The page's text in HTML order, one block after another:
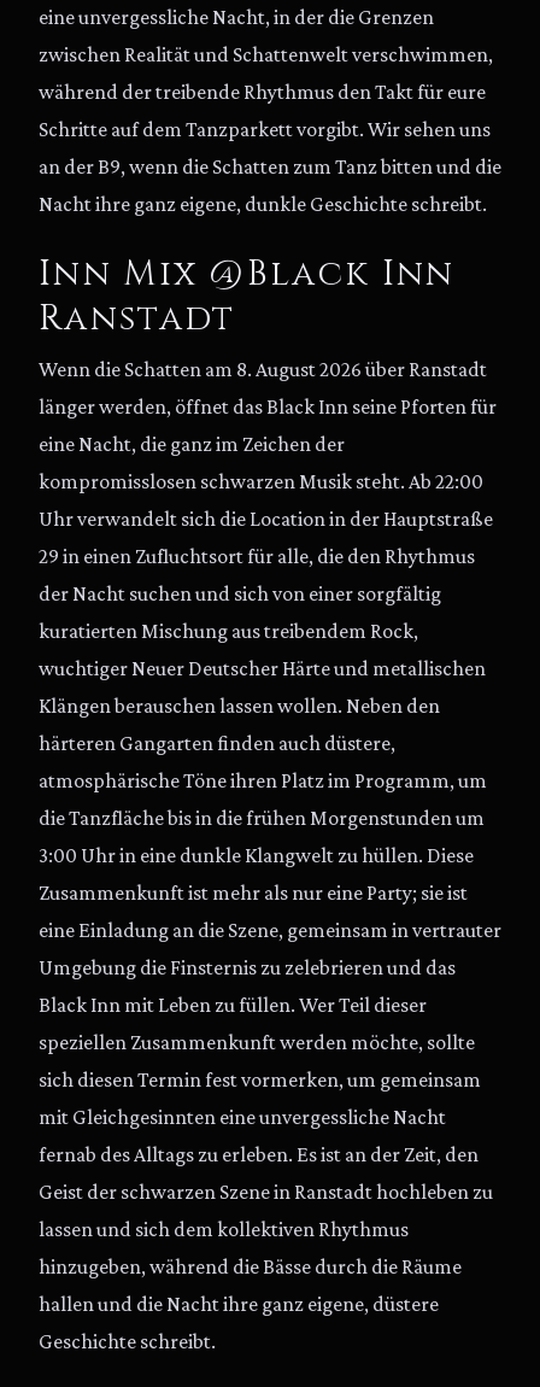
eine unvergessliche Nacht, in der die Grenzen
zwischen Realität und Schattenwelt verschwimmen,
während der treibende Rhythmus den Takt für eure
Schritte auf dem Tanzparkett vorgibt. Wir sehen uns
an der B9, wenn die Schatten zum Tanz bitten und die
Nacht ihre ganz eigene, dunkle Geschichte schreibt.
Inn Mix @Black Inn
Ranstadt
Wenn die Schatten am 8. August 2026 über Ranstadt
länger werden, öffnet das Black Inn seine Pforten für
eine Nacht, die ganz im Zeichen der
kompromisslosen schwarzen Musik steht. Ab 22:00
Uhr verwandelt sich die Location in der Hauptstraße
29 in einen Zufluchtsort für alle, die den Rhythmus
der Nacht suchen und sich von einer sorgfältig
kuratierten Mischung aus treibendem Rock,
wuchtiger Neuer Deutscher Härte und metallischen
Klängen berauschen lassen wollen. Neben den
härteren Gangarten finden auch düstere,
atmosphärische Töne ihren Platz im Programm, um
die Tanzfläche bis in die frühen Morgenstunden um
3:00 Uhr in eine dunkle Klangwelt zu hüllen. Diese
Zusammenkunft ist mehr als nur eine Party; sie ist
eine Einladung an die Szene, gemeinsam in vertrauter
Umgebung die Finsternis zu zelebrieren und das
Black Inn mit Leben zu füllen. Wer Teil dieser
speziellen Zusammenkunft werden möchte, sollte
sich diesen Termin fest vormerken, um gemeinsam
mit Gleichgesinnten eine unvergessliche Nacht
fernab des Alltags zu erleben. Es ist an der Zeit, den
Geist der schwarzen Szene in Ranstadt hochleben zu
lassen und sich dem kollektiven Rhythmus
hinzugeben, während die Bässe durch die Räume
hallen und die Nacht ihre ganz eigene, düstere
Geschichte schreibt.